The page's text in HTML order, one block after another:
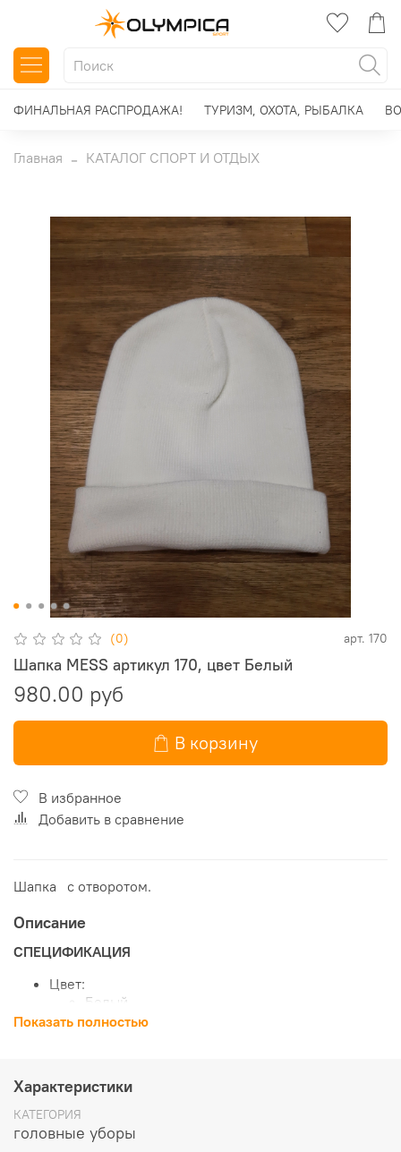
ФИНАЛЬНАЯ РАСПРОДАЖА! ТУРИЗМ, ОХОТА, РЫБАЛКА
Главная КАТАЛОГ СПОРТ И ОТДЫХ
(0) арт. 170
Шапка MESS артикул 170, цвет Белый
980.00 руб
В корзину
В избранное
Добавить в сравнение
Шапка c отворотом.
Описание
СПЕЦИФИКАЦИЯ
Цвет:
Белый
Основные материалы:
Показать полностью
Характеристики
КАТЕГОРИЯ
головные уборы